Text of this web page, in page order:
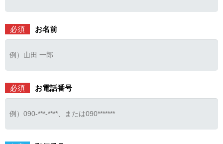
必須 お名前
必須 お電話番号